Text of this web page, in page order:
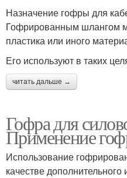
Назначение гофры для
Гофрированным шлангом
пластика или иного
Его используют в таких
читать дальше →
Гофра для
Применение
Использование
качестве